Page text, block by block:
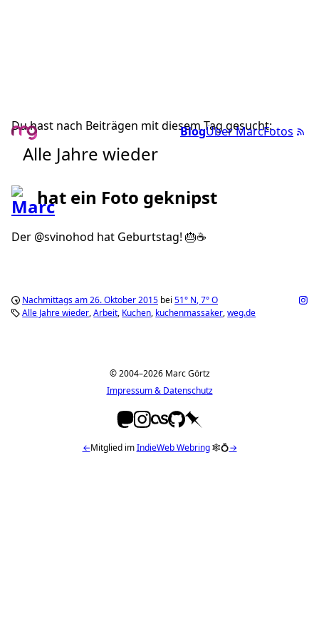
BlogÜber MarcFotos
Du hast nach Beiträgen mit diesem Tag gesucht:
Alle Jahre wieder
hat ein Foto geknipst
Der @svinohod hat Geburtstag! 🎂☕️
Nachmittags am 26. Oktober 2015 bei 51° N,7°O
Alle Jahre wieder Arbeit Kuchen kuchenmassaker weg.de
© 2004–2026 Marc Görtz
Impressum & Datenschutz
←Mitglied imIndieWeb Webring🕸💍→